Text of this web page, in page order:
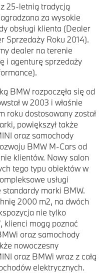
25-letnią tradycją
za wysokie
obsługi klienta (Dealer
Sprzedaży Roku 2014).
dealer na terenie
i agenturę sprzedaży
BMW rozpoczęła się od
w 2003 i właśnie
roku dostosowany został
powiększył także
oraz samochody
BMW M-Cars od
klientów. Nowy salon
tego typu obiektów w
usługi
standardy marki BMW.
2000 m2, na dwóch
nie tylko
klienci mogą poznać
oraz samochody
nowoczesny
oraz BMWi wraz z całą
elektrycznych.